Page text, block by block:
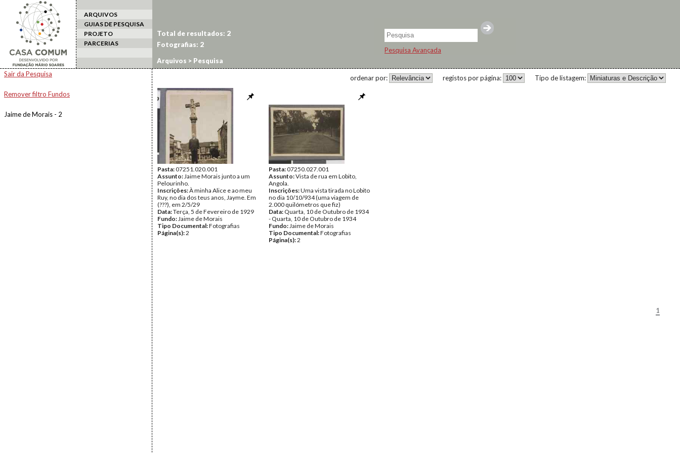
ARQUIVOS
GUIAS DE PESQUISA
PROJETO
PARCERIAS
Pesquisa Avançada
Arquivos > Pesquisa
Sair da Pesquisa
Remover filtro Fundos
Jaime de Morais - 2
Total de resultados: 2
Fotografias: 2
Tipo de listagem:
registos por página:
ordenar por:
Pasta:07251.020.001
Assunto:Jaime Morais junto a um
Pelourinho.
Inscrições:À minha Alice e ao meu
Ruy, no dia dos teus anos, Jayme. Em
(???), em 2/5/29
Data:Terça, 5 de Fevereiro de 1929
Fundo:Jaime de Morais
Tipo Documental:Fotografias
Página(s):2
Pasta:07250.027.001
Assunto:Vista de rua em Lobito,
Angola.
Inscrições:Uma vista tirada no Lobito
no dia 10/10/934 (uma viagem de
2.000 quilómetros que fiz)
Data: Quarta, 10 de Outubro de 1934
- Quarta, 10 de Outubro de 1934
Fundo:Jaime de Morais
Tipo Documental:Fotografias
Página(s):2
1